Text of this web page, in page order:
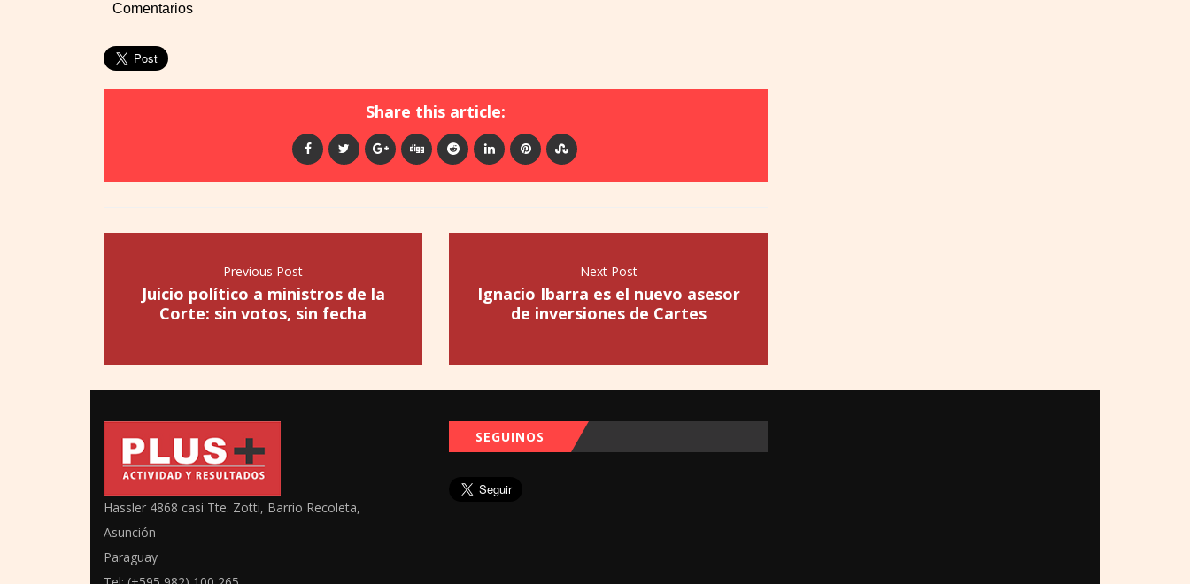
Comentarios
Share this article:
Previous Post
Juicio político a ministros de la
Corte: sin votos, sin fecha
Next Post
Ignacio Ibarra es el nuevo asesor
de inversiones de Cartes
Hassler 4868 casi Tte. Zotti, Barrio Recoleta,
Asunción
Paraguay
SEGUINOS